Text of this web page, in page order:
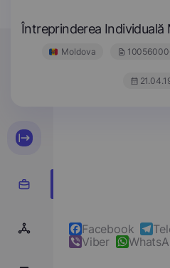
Întreprinderea Individuală
Moldova
Facebook
Viber